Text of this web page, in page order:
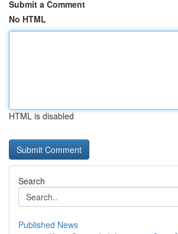
Submit a Comment
No HTML
HTML is disabled
Search
Published News